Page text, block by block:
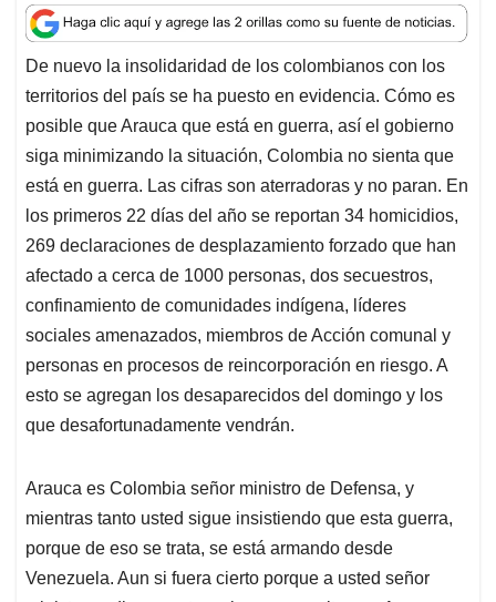
a
t
s
A
p
p
c
e
b
o
o
k
n
k
e
d
I
n
a
i
l
r
e
a
d
s
De nuevo la insolidaridad de los colombianos con los
territorios del país se ha puesto en evidencia. Cómo es
posible que Arauca que está en guerra, así el gobierno
siga minimizando la situación, Colombia no sienta que
está en guerra. Las cifras son aterradoras y no paran. En
los primeros 22 días del año se reportan 34 homicidios,
269 declaraciones de desplazamiento forzado que han
afectado a cerca de 1000 personas, dos secuestros,
confinamiento de comunidades indígena, líderes
sociales amenazados, miembros de Acción comunal y
personas en procesos de reincorporación en riesgo. A
esto se agregan los desaparecidos del domingo y los
que desafortunadamente vendrán.
Arauca es Colombia señor ministro de Defensa, y
mientras tanto usted sigue insistiendo que esta guerra,
porque de eso se trata, se está armando desde
Venezuela. Aun si fuera cierto porque a usted señor